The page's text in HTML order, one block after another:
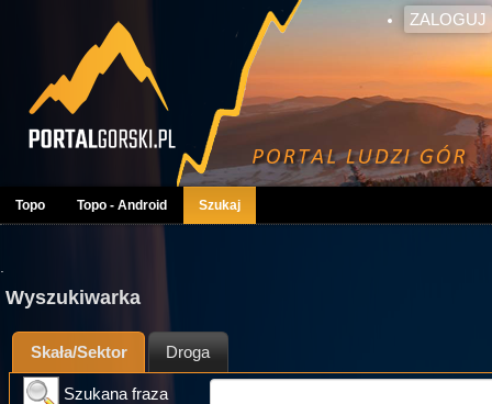
ZALOGUJ
Topo Topo - Android Szukaj
Wyszukiwarka
Skała/Sektor Droga
Szukana fraza